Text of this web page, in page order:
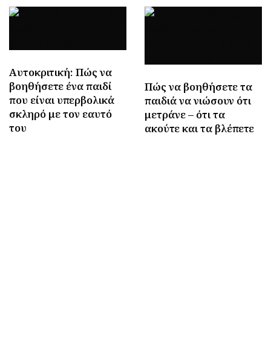
Αυτοκριτική: Πώς να
βοηθήσετε ένα παιδί
που είναι υπερβολικά
σκληρό με τον εαυτό
του
Πώς να βοηθήσετε τα
παιδιά να νιώσουν ότι
μετράνε – ότι τα
ακούτε και τα βλέπετε